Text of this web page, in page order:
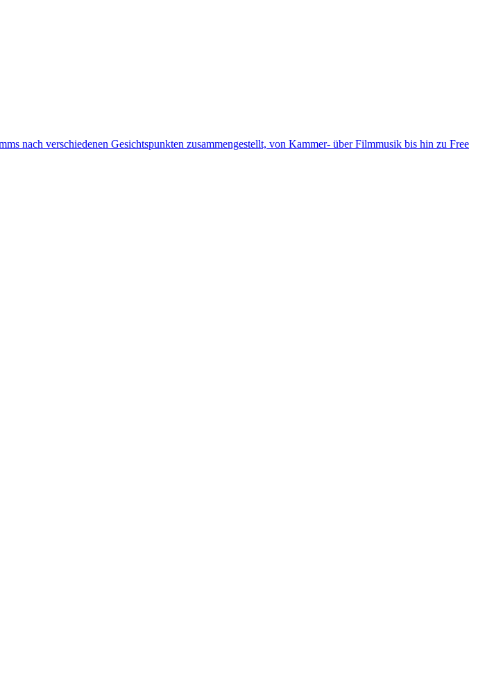
nach verschiedenen Gesichtspunkten zusammengestellt, von Kammer- über Filmmusik bis hin zu Free